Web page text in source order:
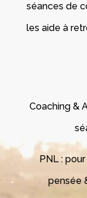
séances de
les aide à
Coaching &
PNL :
pensée